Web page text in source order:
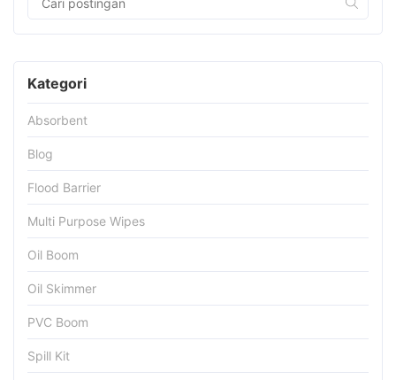
Kategori
Absorbent
Blog
Flood Barrier
Multi Purpose Wipes
Oil Boom
Oil Skimmer
PVC Boom
Spill Kit